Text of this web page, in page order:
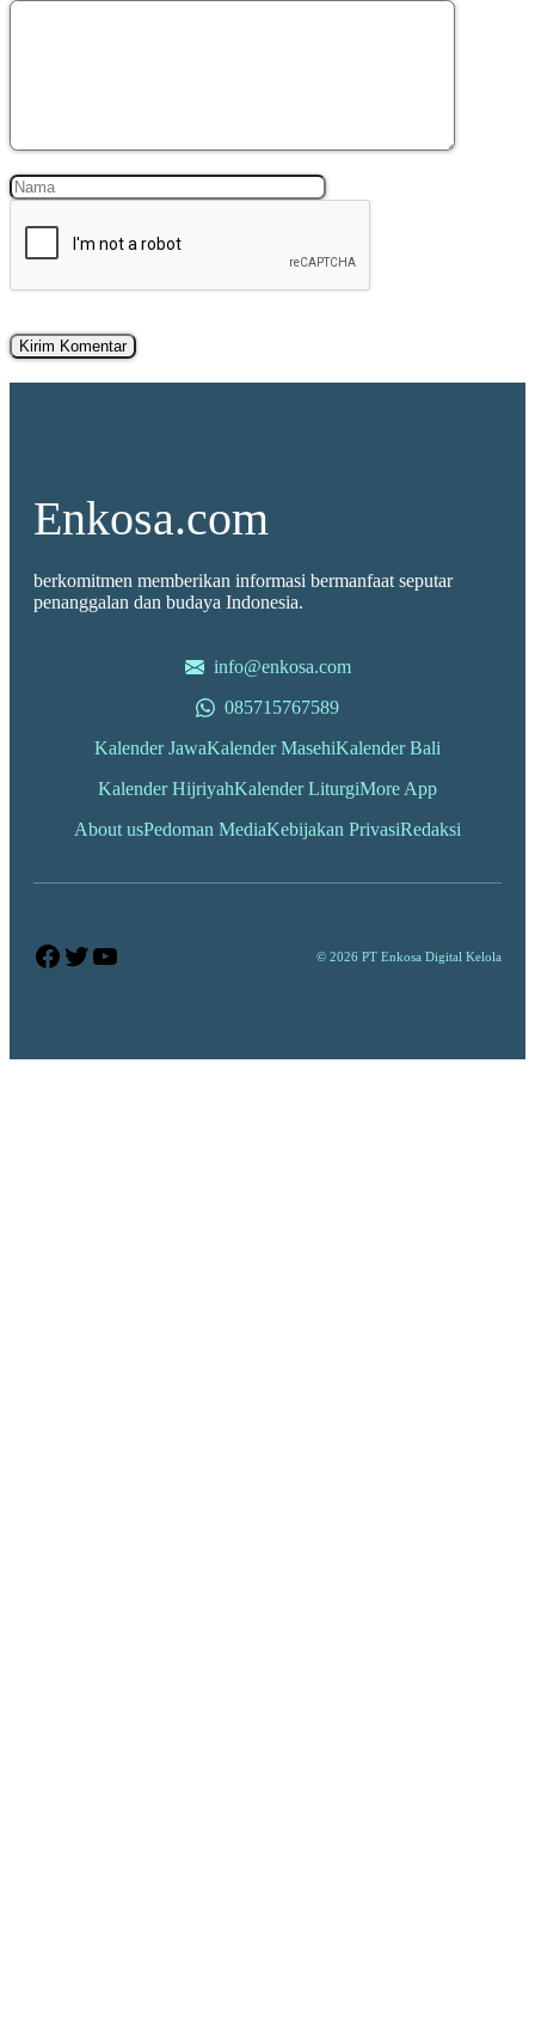
Komentar
Nama Surel
Enkosa.com
berkomitmen memberikan informasi bermanfaat seputar
penanggalan dan budaya Indonesia.
info@enkosa.com
085715767589
Kalender JawaKalender MasehiKalender Bali
Kalender HijriyahKalender LiturgiMore App
About usPedoman MediaKebijakan PrivasiRedaksi
Facebook
Twitter
YouTube © 2026 PT Enkosa Digital Kelola